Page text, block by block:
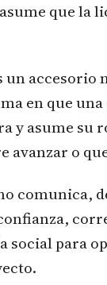
que la
accesorio
en que
y asume su
avanzar o
comunica,
para